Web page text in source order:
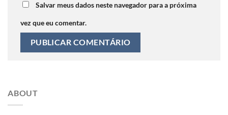
Salvar meus dados neste navegador para a próxima
vez que eu comentar.
ABOUT